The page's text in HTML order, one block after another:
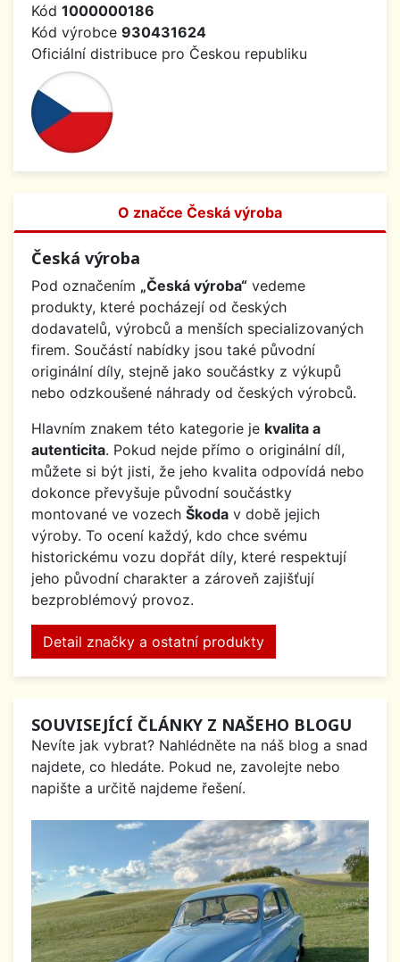
Kód 1000000186
Kód výrobce 930431624
Oficiální distribuce pro Českou republiku
O značce Česká výroba
Česká výroba
Pod označením „Česká výroba“ vedeme
produkty, které pocházejí od českých
dodavatelů, výrobců a menších specializovaných
firem. Součástí nabídky jsou také původní
originální díly, stejně jako součástky z výkupů
nebo odzkoušené náhrady od českých výrobců.
Hlavním znakem této kategorie je kvalita a
autenticita. Pokud nejde přímo o originální díl,
můžete si být jisti, že jeho kvalita odpovídá nebo
dokonce převyšuje původní součástky
montované ve vozech Škoda v době jejich
výroby. To ocení každý, kdo chce svému
historickému vozu dopřát díly, které respektují
jeho původní charakter a zároveň zajišťují
bezproblémový provoz.
Detail značky a ostatní produkty
SOUVISEJÍCÍ ČLÁNKY Z NAŠEHO BLOGU
Nevíte jak vybrat? Nahlédněte na náš blog a snad
najdete, co hledáte. Pokud ne, zavolejte nebo
napište a určitě najdeme řešení.